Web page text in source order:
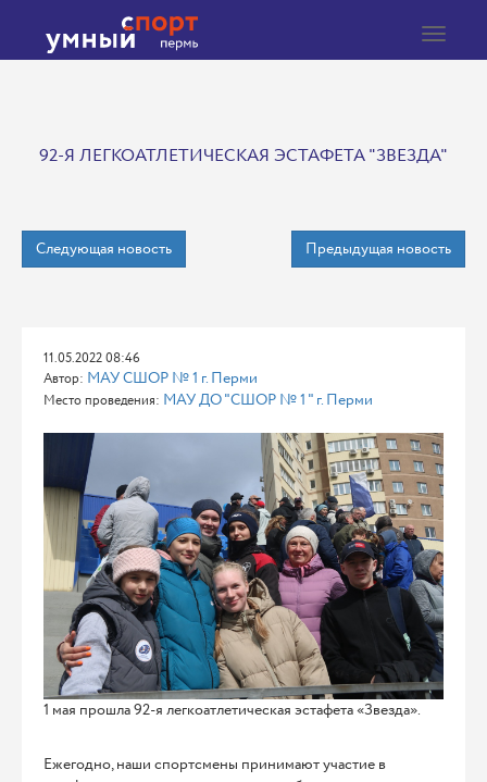
Toggle
92-Я ЛЕГКОАТЛЕТИЧЕСКАЯ ЭСТАФЕТА "ЗВЕЗДА"
Следующая новость Предыдущая новость
11.05.2022 08:46
Автор: МАУ СШОР № 1 г. Перми
Место проведения: МАУ ДО "СШОР № 1 " г. Перми
1 мая прошла 92-я легкоатлетическая эстафета «Звезда».
Ежегодно, наши спортсмены принимают участие в